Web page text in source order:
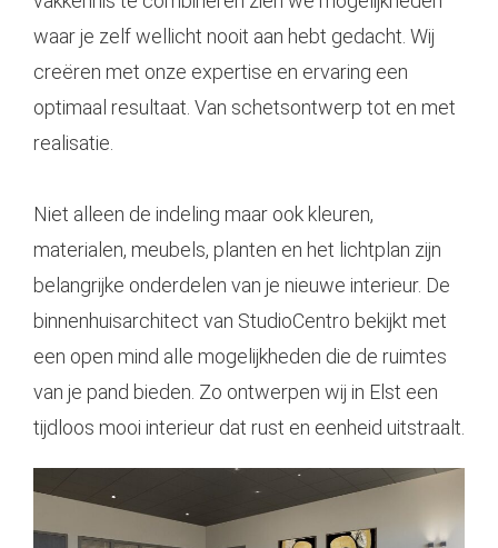
waar je zelf wellicht nooit aan hebt gedacht. Wij
creëren met onze expertise en ervaring een
optimaal resultaat. Van schetsontwerp tot en met
realisatie.
Niet alleen de indeling maar ook kleuren,
materialen, meubels, planten en het lichtplan zijn
belangrijke onderdelen van je nieuwe interieur. De
binnenhuisarchitect van StudioCentro bekijkt met
een open mind alle mogelijkheden die de ruimtes
van je pand bieden. Zo ontwerpen wij in Elst een
tijdloos mooi interieur dat rust en eenheid uitstraalt.